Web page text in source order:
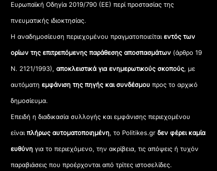
Ευρωπαϊκή Οδηγία 2019/790 (ΕΕ) περί προστασίας της
πνευματικής ιδιοκτησίας.
Η αναδημοσίευση περιεχομένου πραγματοποιείταιεντός των
ορίων της επιτρεπόμενης παράθεσης αποσπασμάτων (άρθρο 19
Ν. 2121/1993), αποκλειστικά για ενημερωτικούς σκοπούς, με
αυτόματηεμφάνιση της πηγής και συνδέσμου προς το αρχικό
δημοσίευμα.
Επειδή η διαδικασία συλλογής και εμφάνισης περιεχομένου
είναιπλήρως αυτοματοποιημένη, το Politikes.grδεν φέρει καμία
ευθύνη για το περιεχόμενο, την ακρίβεια, τις απόψεις ή τυχόν
παραβιάσεις που προέρχονται από τρίτες ιστοσελίδες.